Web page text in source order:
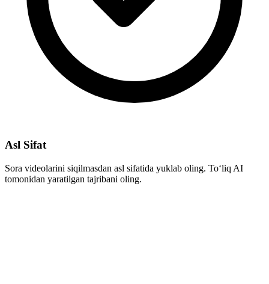
Asl Sifat
Sora videolarini siqilmasdan asl sifatida yuklab oling. To‘liq AI
tomonidan yaratilgan tajribani oling.